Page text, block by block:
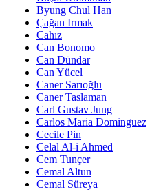
Byung Chul Han
Çağan Irmak
Cahız
Can Bonomo
Can Dündar
Can Yücel
Caner Sarıoğlu
Caner Taslaman
Carl Gustav Jung
Carlos Maria Dominguez
Cecile Pin
Celal Al-i Ahmed
Cem Tunçer
Cemal Altun
Cemal Süreya